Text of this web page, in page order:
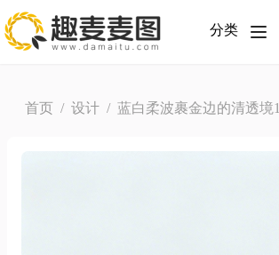
分类
首页 / 设计 / 蓝白柔波裹金边的清透境1